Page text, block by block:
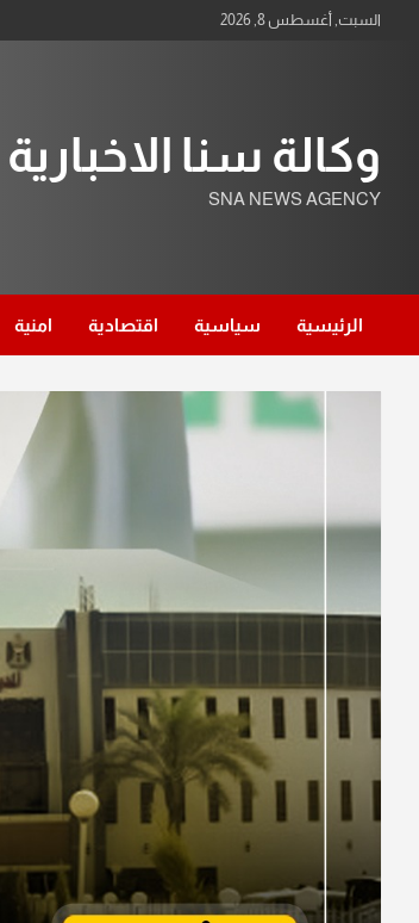
السبت, أغسطس 8, 2026
وكالة سنا الاخبارية
SNA NEWS AGENCY
الرئيسية سياسية اقتصادية امنية